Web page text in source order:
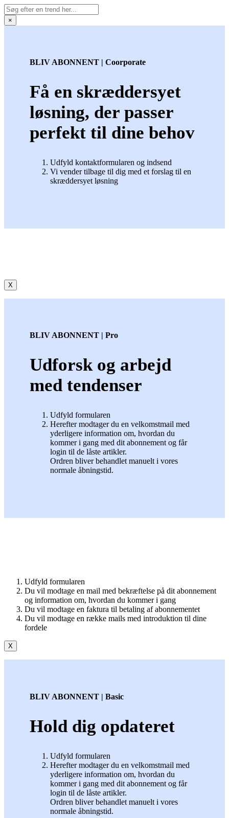
×
BLIV ABONNENT | Coorporate
Få en skræddersyet
løsning, der passer
perfekt til dine behov
Udfyld kontaktformularen og indsend
Vi vender tilbage til dig med et forslag til en
skræddersyet løsning
X
BLIV ABONNENT | Pro
Udforsk og arbejd
med tendenser
Udfyld formularen
Herefter modtager du en velkomstmail med
yderligere information om, hvordan du
kommer i gang med dit abonnement og får
login til de låste artikler.
Ordren bliver behandlet manuelt i vores
normale åbningstid.
Udfyld formularen
Du vil modtage en mail med bekræftelse på dit abonnement
og information om, hvordan du kommer i gang
Du vil modtage en faktura til betaling af abonnementet
Du vil modtage en række mails med introduktion til dine
fordele
X
BLIV ABONNENT | Basic
Hold dig opdateret
Udfyld formularen
Herefter modtager du en velkomstmail med
yderligere information om, hvordan du
kommer i gang med dit abonnement og får
login til de låste artikler.
Ordren bliver behandlet manuelt i vores
normale åbningstid.